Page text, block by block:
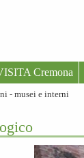
Cremona
- musei e interni